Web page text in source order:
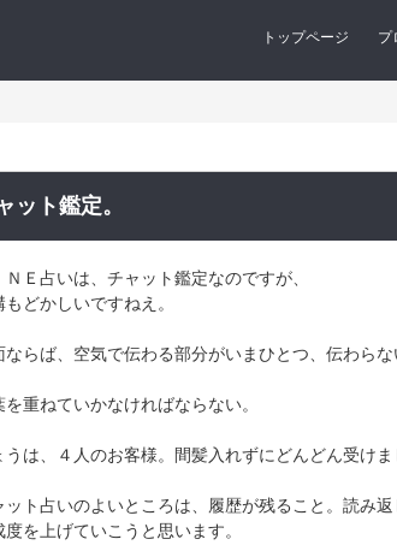
トップページ プ
ット鑑定。
ＮＥ占いは、チャット鑑定なのですが、
もどかしいですねえ。
ならば、空気で伝わる部分がいまひとつ、伝わらな
を重ねていかなければならない。
うは、４人のお客様。間髪入れずにどんどん受けま
ット占いのよいところは、履歴が残ること。読み返
度を上げていこうと思います。